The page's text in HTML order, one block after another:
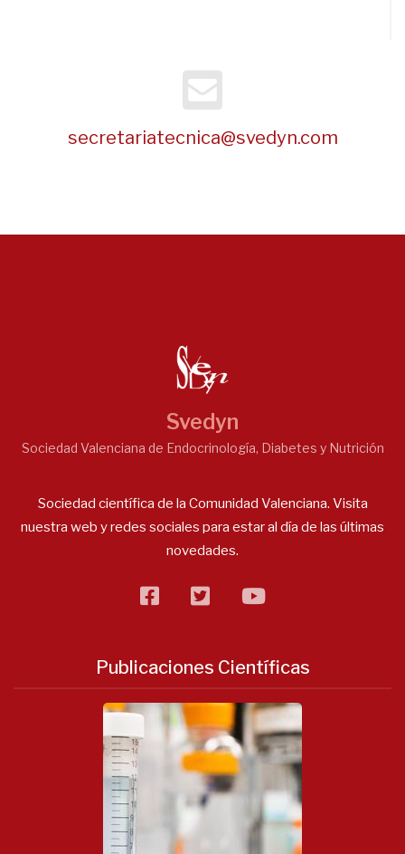
secretariatecnica@svedyn.com
Svedyn
Sociedad Valenciana de Endocrinología, Diabetes y Nutrición
Sociedad científica de la Comunidad Valenciana. Visita
nuestra web y redes sociales para estar al día de las últimas
novedades.
facebooktwitterflickr
Publicaciones Científicas